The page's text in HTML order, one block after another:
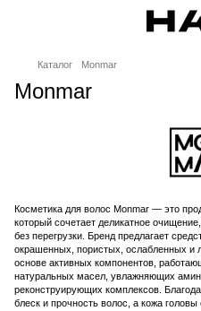
Каталог Monmar
Monmar
Косметика для волос Monmar — это
который сочетает деликатное
без перегрузки. Бренд предлагает
окрашенных, пористых, ослабленных и
основе активных компонентов,
натуральных масел, увлажняющих
реконструирующих комплексов.
блеск и прочность волос, а кожа головы